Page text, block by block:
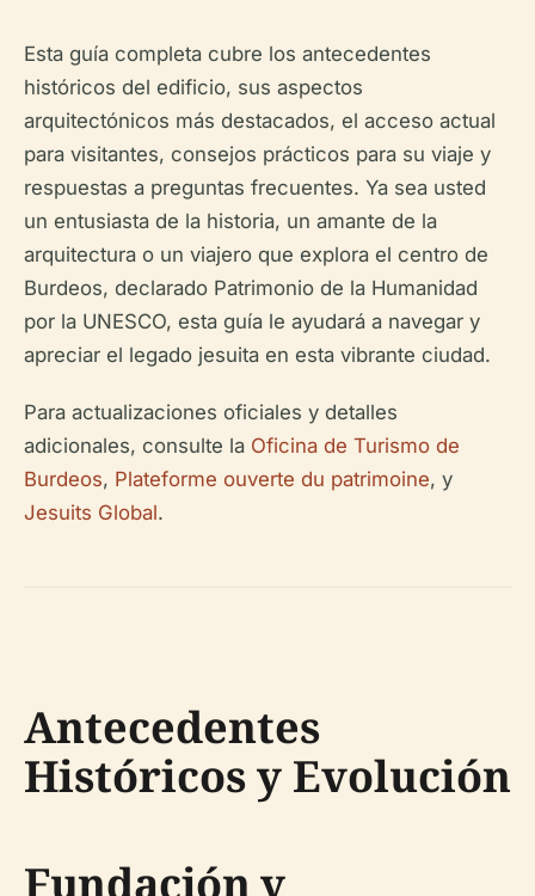
Esta guía completa cubre los antecedentes
históricos del edificio, sus aspectos
arquitectónicos más destacados, el acceso actual
para visitantes, consejos prácticos para su viaje y
respuestas a preguntas frecuentes. Ya sea usted
un entusiasta de la historia, un amante de la
arquitectura o un viajero que explora el centro de
Burdeos, declarado Patrimonio de la Humanidad
por la UNESCO, esta guía le ayudará a navegar y
apreciar el legado jesuita en esta vibrante ciudad.
Para actualizaciones oficiales y detalles
adicionales, consulte la Oficina de Turismo de
Burdeos, Plateforme ouverte du patrimoine, y
Jesuits Global.
Antecedentes
Históricos y Evolución
Fundación y